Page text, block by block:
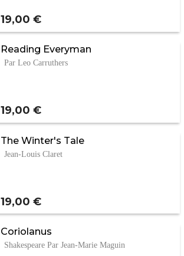
Prix
19,00 €
Reading Everyman
Par Leo Carruthers
Prix
19,00 €
The Winter's Tale
Jean-Louis Claret
Prix
19,00 €
Coriolanus
Shakespeare Par Jean-Marie Maguin